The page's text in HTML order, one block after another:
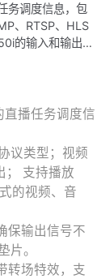
务调度信息，包
、RTSP、HLS
的输入和输出；
片功能，确保输
直播任务调度信
议类型；视频
； 支持播放
的视频、音
保输出信号不
片。
转场特效，支